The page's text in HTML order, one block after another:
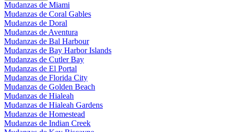
Mudanzas de Miami
Mudanzas de Coral Gables
Mudanzas de Doral
Mudanzas de Aventura
Mudanzas de Bal Harbour
Mudanzas de Bay Harbor Islands
Mudanzas de Cutler Bay
Mudanzas de El Portal
Mudanzas de Florida City
Mudanzas de Golden Beach
Mudanzas de Hialeah
Mudanzas de Hialeah Gardens
Mudanzas de Homestead
Mudanzas de Indian Creek